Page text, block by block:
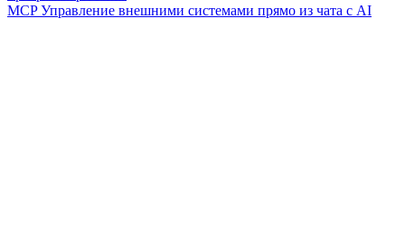
MCP Управление внешними системами прямо из чата с AI